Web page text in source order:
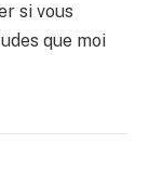
si vous
que moi